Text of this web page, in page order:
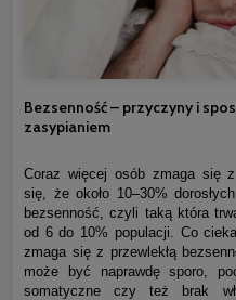
Bezsenność – przyczyny i
zasypianiem
Coraz więcej osób zmaga się
się, że około 10–30%
bezsenność, czyli taką która
od 6 do 10% populacji. Co
zmaga się z przewlekłą
może być naprawdę sporo,
somatyczne czy też brak